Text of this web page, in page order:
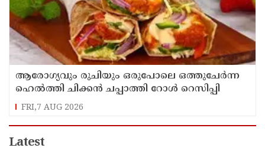
ആരോഗ്യവും രുചിയും ഒരുപോലെ ഒത്തുചേർന്ന
ഹെൽത്തി ചിക്കൻ ചപ്പാത്തി റോൾ റെസിപ്പി
FRI,7 AUG 2026
Latest